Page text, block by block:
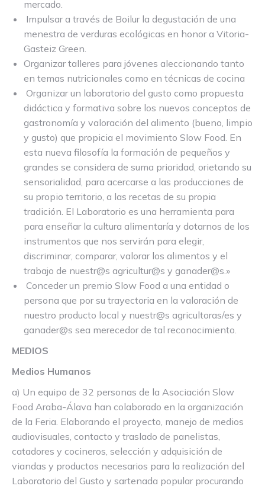
mercado.
Impulsar a través de Boilur la degustación de una
menestra de verduras ecológicas en honor a Vitoria-
Gasteiz Green.
Organizar talleres para jóvenes aleccionando tanto
en temas nutricionales como en técnicas de cocina
Organizar un laboratorio del gusto como propuesta
didáctica y formativa sobre los nuevos conceptos de
gastronomía y valoración del alimento (bueno, limpio
y gusto) que propicia el movimiento Slow Food. En
esta nueva filosofía la formación de pequeños y
grandes se considera de suma prioridad, orietando su
sensorialidad, para acercarse a las producciones de
su propio territorio, a las recetas de su propia
tradición. El Laboratorio es una herramienta para
para enseñar la cultura alimentaría y dotarnos de los
instrumentos que nos servirán para elegir,
discriminar, comparar, valorar los alimentos y el
trabajo de nuestr@s agricultur@s y ganader@s.»
Conceder un premio Slow Food a una entidad o
persona que por su trayectoria en la valoración de
nuestro producto local y nuestr@s agricultoras/es y
ganader@s sea merecedor de tal reconocimiento.
MEDIOS
Medios Humanos
a) Un equipo de 32 personas de la Asociación Slow
Food Araba-Álava han colaborado en la organización
de la Feria. Elaborando el proyecto, manejo de medios
audiovisuales, contacto y traslado de panelistas,
catadores y cocineros, selección y adquisición de
viandas y productos necesarios para la realización del
Laboratorio del Gusto y sartenada popular procurando